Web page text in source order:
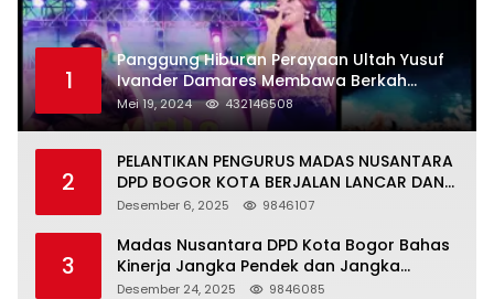
1
Panggung Hiburan Perayaan Ultah Yusuf
Ivander Damares Membawa Berkah
Warga Kejapanan
Mei 19, 2024 432146508
2
PELANTIKAN PENGURUS MADAS NUSANTARA
DPD BOGOR KOTA BERJALAN LANCAR DAN
KHIDMAT
Desember 6, 2025 9846107
3
Madas Nusantara DPD Kota Bogor Bahas
Kinerja Jangka Pendek dan Jangka
Panjang
Desember 24, 2025 9846085